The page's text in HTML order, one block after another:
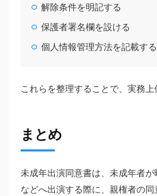
解除条件を明記する
保護者署名欄を設ける
個人情報管理方法を記載する
これらを整理することで、実務上
まとめ
未成年出演同意書は、未成年者が
などへ出演する際に、親権者の